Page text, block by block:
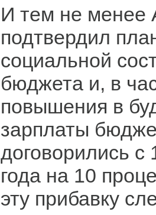
И тем не менее
подтвердил
социальной
бюджета и, в
повышения в
зарплаты
договорились с
года на 10
эту прибавку